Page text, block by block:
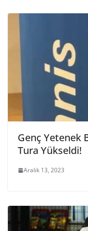
Genç Yetenek
Tura Yükseldi!
Aralık 13, 2023